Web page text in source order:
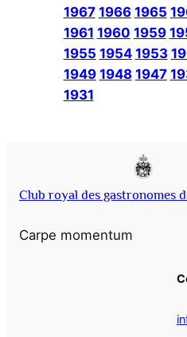
1967 1966 1965
1961 1960 1959
1955 1954 1953
1949 1948 1947
1931
Club royal des gastronomes
Carpe momentum